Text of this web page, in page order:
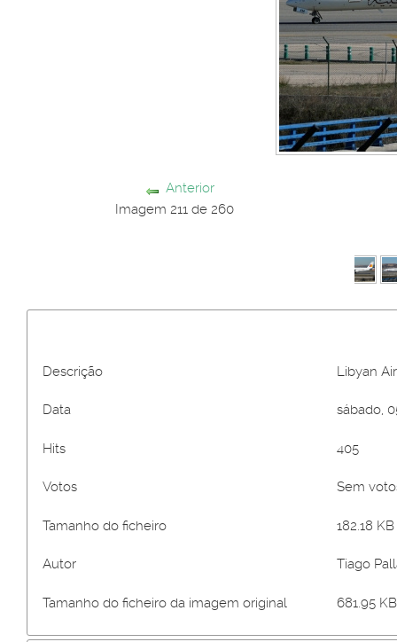
Anterior
Imagem 211 de 260
Descrição Libyan
Data sábado,
Hits 405
Votos Sem
Tamanho do ficheiro 182.18
Autor Tiago
Tamanho do ficheiro da imagem original 681.95